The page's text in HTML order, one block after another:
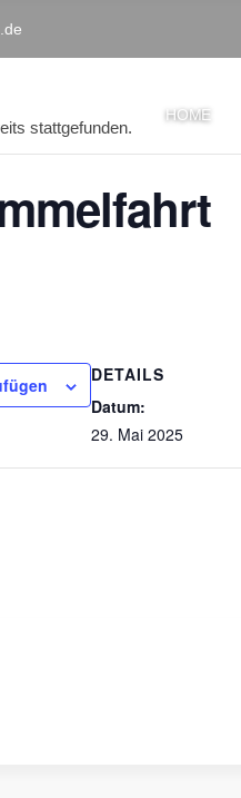
HOME
stattgefunden.
DETAILS
Datum:
29. Mai 2025